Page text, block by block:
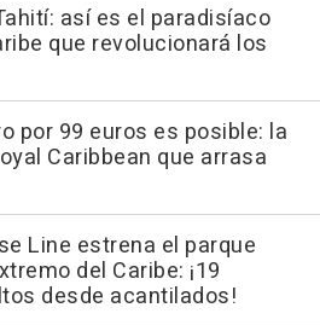
así es el paradisíaco
que revolucionará los
por 99 euros es posible: la
Caribbean que arrasa
Line estrena el parque
del Caribe: ¡19
desde acantilados!